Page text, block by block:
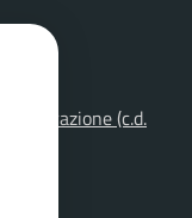
(c.d.